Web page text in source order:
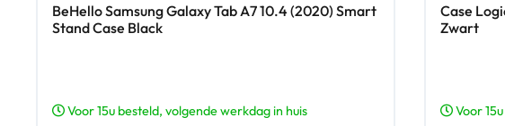
BeHello Samsung Galaxy Tab A7 10.4 (2020) Smart
Stand Case Black
Voor 15u besteld, volgende werkdag in huis
Case
Zwart
Voor